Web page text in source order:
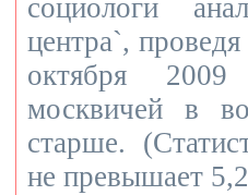
социологи
центра`,
октября
москвичей в
старше.
не превышает